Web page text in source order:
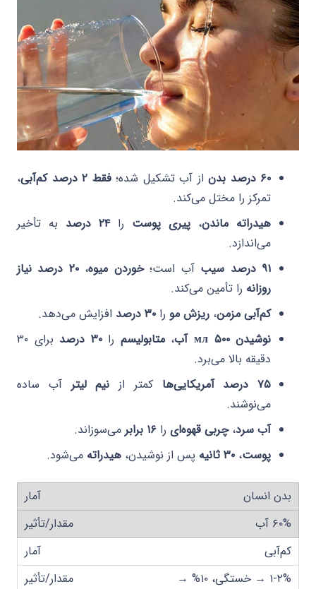
۶۰ درصد بدن از آب تشکیل شده؛فقط ۲ درصد کم‌آبی
،
تمرکز را مختل می‌کند.
هیدراته ماندن، پیری پوست را۲۴ درصد
به تأخیر
می‌اندازد.
۹۱ درصد سیب
آب است؛خوردن میوه،
۲۰ درصد نیاز
روزانه را تأمین می‌کند.
کم‌آبی مزمن، ریزش مو را ۳۰ درصد
افزایش می‌دهد.
نوشیدن ۵۰۰ мл آب
،متابولیسم را۳۰ درصد
برای ۳۰
دقیقه بالا می‌برد.
۷۵ درصد آمریکایی‌ها
کمتر از نیم لیتر آب ساده
می‌نوشند.
آب سرد،چربی قهوه‌ای را ۱۶ برابر
می‌سوزاند.
پوست، ۳۰ ثانیه پس از نوشیدن، هیدراته می‌شود.
بدن انسان
۶۰% آب
کم‌آبی
۱-۲% → خستگی، ۱۰% →